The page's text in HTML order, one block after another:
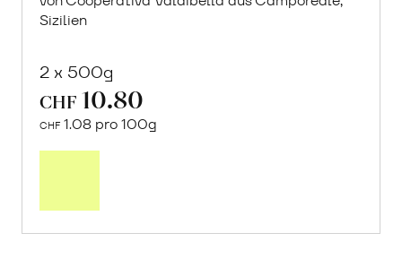
Sizilien
2 x 500g
CHF 10.80
CHF 1.08 pro 100g